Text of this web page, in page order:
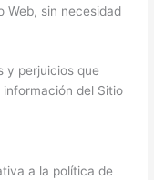
Web, sin necesidad
y perjuicios que
del Sitio
a la política de